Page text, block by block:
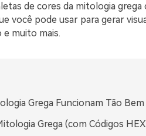
de cores da mitologia grega
você pode usar para gerar
muito mais.
Grega Funcionam Tão Bem
Grega (com Códigos